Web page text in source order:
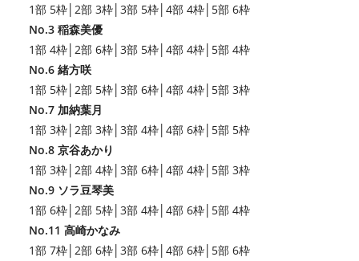
1部 5枠│2部 3枠│3部 5枠│4部 4枠│5部 6枠
No.3 稲森美優
1部 4枠│2部 6枠│3部 5枠│4部 4枠│5部 4枠
No.6 緒方咲
1部 5枠│2部 5枠│3部 6枠│4部 4枠│5部 3枠
No.7 加納葉月
1部 3枠│2部 3枠│3部 4枠│4部 6枠│5部 5枠
No.8 京谷あかり
1部 3枠│2部 4枠│3部 6枠│4部 4枠│5部 3枠
No.9 ソラ豆琴美
1部 6枠│2部 5枠│3部 4枠│4部 6枠│5部 4枠
No.11 高崎かなみ
1部 7枠│2部 6枠│3部 6枠│4部 6枠│5部 6枠